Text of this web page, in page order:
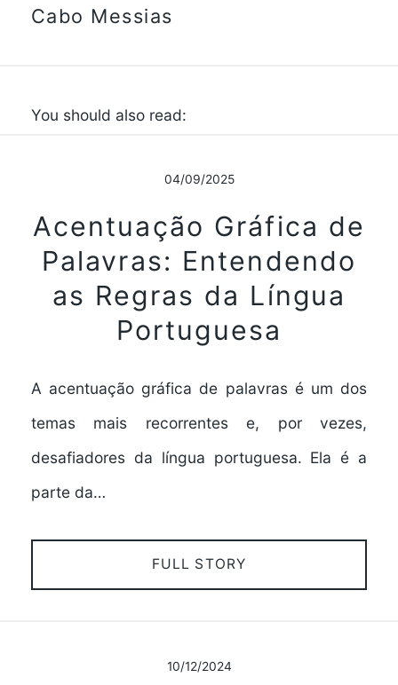
Cabo Messias
You should also read:
04/09/2025
Acentuação Gráfica de
Palavras: Entendendo
as Regras da Língua
Portuguesa
A acentuação gráfica de palavras é um dos
temas mais recorrentes e, por vezes,
desafiadores da língua portuguesa. Ela é a
parte da…
FULL STORY
10/12/2024